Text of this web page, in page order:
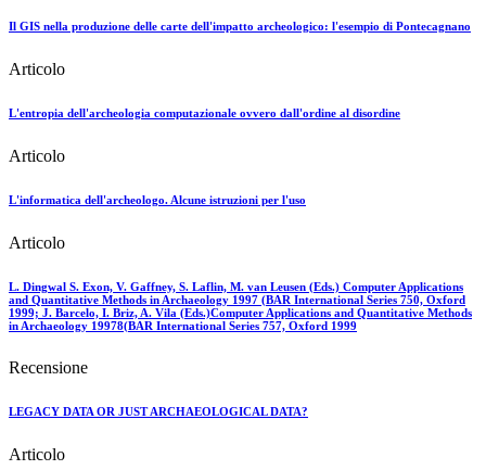
Il GIS nella produzione delle carte dell'impatto archeologico: l'esempio di Pontecagnano
Articolo
L'entropia dell'archeologia computazionale ovvero dall'ordine al disordine
Articolo
L'informatica dell'archeologo. Alcune istruzioni per l'uso
Articolo
L. Dingwal S. Exon, V. Gaffney, S. Laflin, M. van Leusen (Eds.) Computer Applications
and Quantitative Methods in Archaeology 1997 (BAR International Series 750, Oxford
1999; J. Barcelo, I. Briz, A. Vila (Eds.)Computer Applications and Quantitative Methods
in Archaeology 19978(BAR International Series 757, Oxford 1999
Recensione
LEGACY DATA OR JUST ARCHAEOLOGICAL DATA?
Articolo